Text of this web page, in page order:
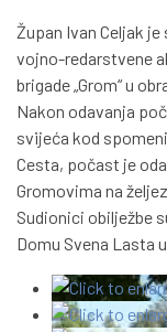
Župan Ivan Celjak
vojno-redarstvene
brigade „Grom“ u
Nakon odavanja
svijeća kod
Cesta, počast je
Gromovima na
Sudionici obilježbe
Domu Svena Lasta